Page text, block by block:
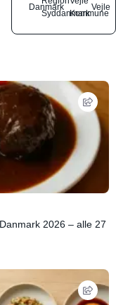
Danmark
SyddanmarkKommune
Vejle
2026 – alle 27